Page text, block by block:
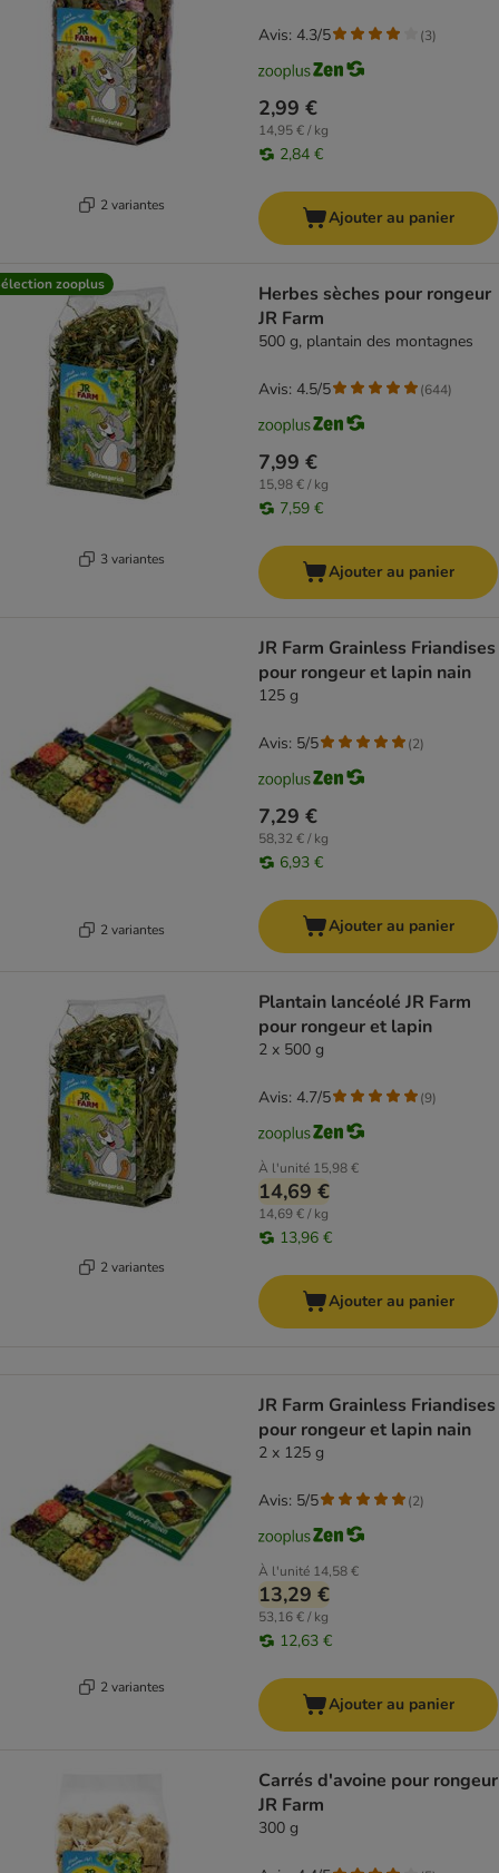
2 variantes
2,99 €
14,95 € / kg
2,84 €
Avis: 4.3/5 (3)
Ajouter au panier
zooplus
3 variantes
Herbes sèches pour rongeur
JR Farm
500 g, plantain des montagnes
7,99 €
15,98 € / kg
7,59 €
Avis: 4.5/5 (644)
Ajouter au panier
2 variantes
JR Farm Grainless Friandises
pour rongeur et lapin nain
125 g
7,29 €
58,32 € / kg
6,93 €
Avis: 5/5 (2)
Ajouter au panier
2 variantes
Plantain lancéolé JR Farm
pour rongeur et lapin
2 x 500 g
À l'unité 15,98 €
14,69 €
14,69 € / kg
13,96 €
Avis: 4.7/5 (9)
Ajouter au panier
2 variantes
JR Farm Grainless Friandises
pour rongeur et lapin nain
2 x 125 g
À l'unité 14,58 €
13,29 €
53,16 € / kg
12,63 €
Avis: 5/5 (2)
Ajouter au panier
Carrés d'avoine pour rongeur
JR Farm
300 g